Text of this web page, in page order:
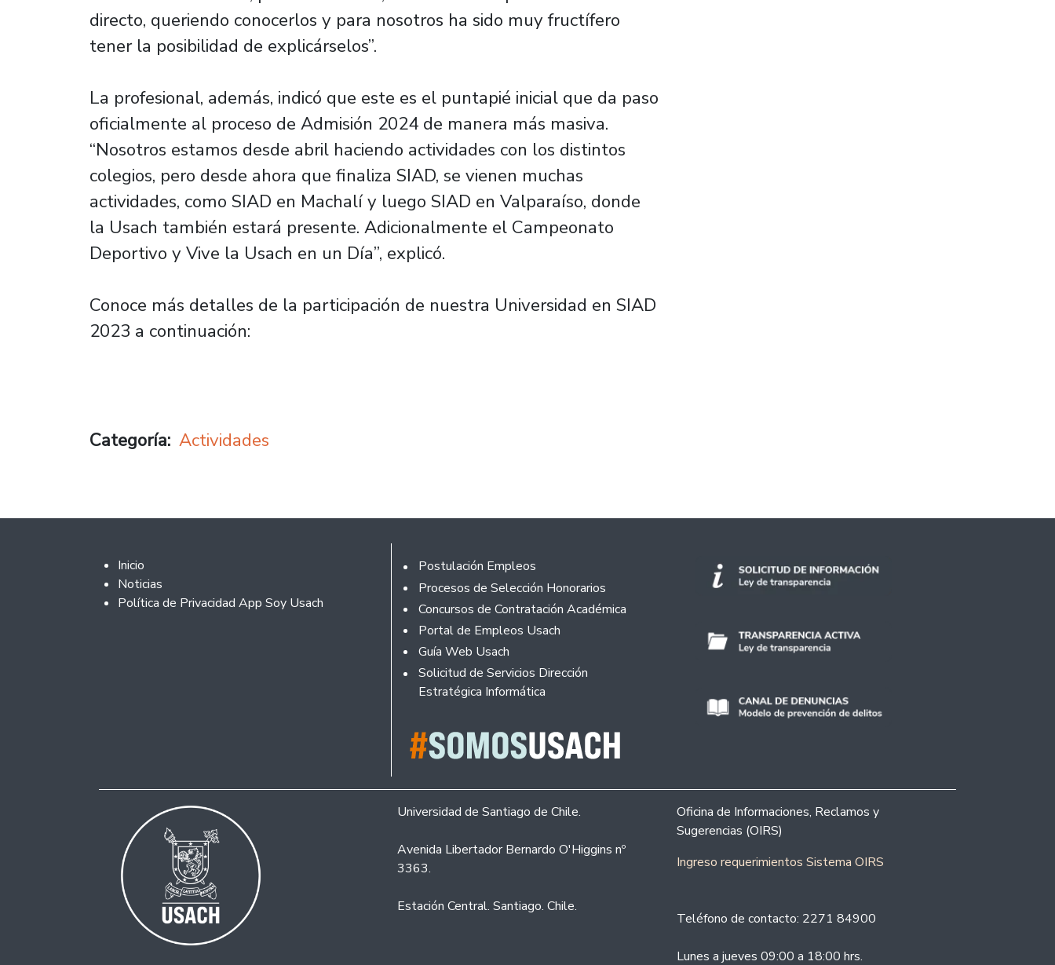
directo, queriendo conocerlos y para nosotros ha sido muy fructífero
tener la posibilidad de explicárselos”.
La profesional, además, indicó que este es el puntapié inicial que da paso
oficialmente al proceso de Admisión 2024 de manera más masiva.
“Nosotros estamos desde abril haciendo actividades con los distintos
colegios, pero desde ahora que finaliza SIAD, se vienen muchas
actividades, como SIAD en Machalí y luego SIAD en Valparaíso, donde
la Usach también estará presente. Adicionalmente el Campeonato
Deportivo y Vive la Usach en un Día”, explicó.
Conoce más detalles de la participación de nuestra Universidad en SIAD
2023 a continuación:
Categoría Actividades
Footer 2
Inicio
Noticias
Política de Privacidad App Soy Usach
Footer
Postulación Empleos
Procesos de Selección Honorarios
Concursos de Contratación Académica
Portal de Empleos Usach
Guía Web Usach
Solicitud de Servicios Dirección
Estratégica Informática
Universidad de Santiago de Chile.
Avenida Libertador Bernardo O'Higgins nº
3363.
Estación Central. Santiago. Chile.
Oficina de Informaciones, Reclamos y
Sugerencias (OIRS)
Ingreso requerimientos Sistema OIRS
Teléfono de contacto: 2271 84900
Lunes a jueves 09:00 a 18:00 hrs.